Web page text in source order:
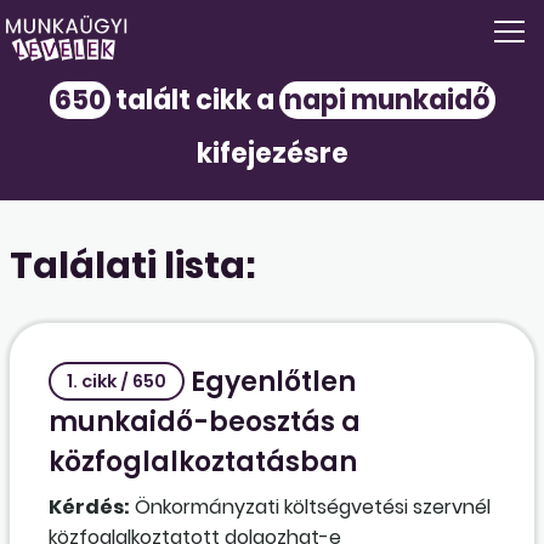
650talált cikk a napi munkaidő
kifejezésre
Találati lista:
1. cikk / 650
Egyenlőtlen
munkaidő-beosztás a
közfoglalkoztatásban
Kérdés: Önkormányzati költségvetési szervnél
közfoglalkoztatott dolgozhat-e